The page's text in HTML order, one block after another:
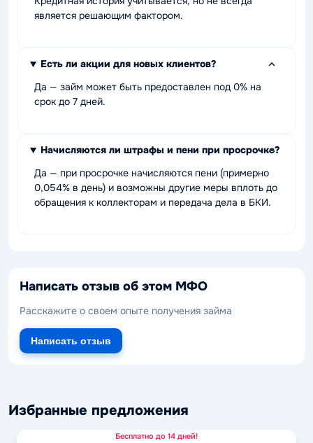
является решающим фактором.
Есть ли акции для новых клиентов?
Да — займ может быть предоставлен под 0% на
срок до 7 дней.
Начисляются ли штрафы и пени при просрочке?
Да — при просрочке начисляются пени (примерно
0,054% в день) и возможны другие меры вплоть до
обращения к коллекторам и передача дела в БКИ.
Написать отзыв об этом МФО
Расскажите о своем опыте получения займа
Написать отзыв
Избранные предложения
Бесплатно до 14 дней!